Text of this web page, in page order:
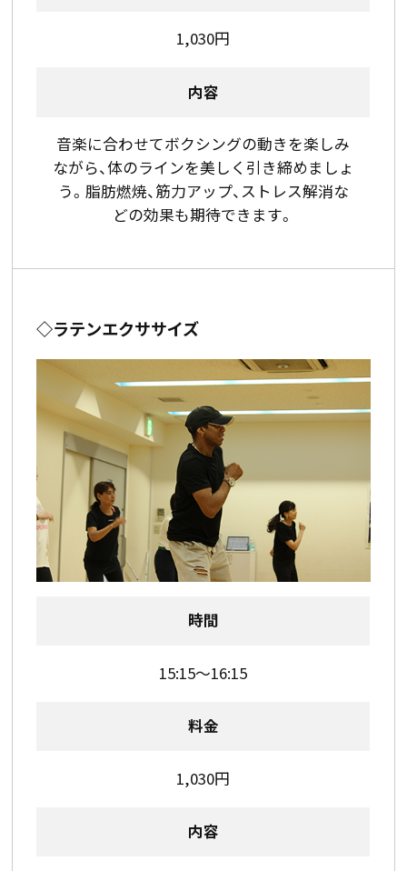
1,030円
内容
音楽に合わせてボクシングの動きを楽しみ
ながら、体のラインを美しく引き締めましょ
う。脂肪燃焼、筋力アップ、ストレス解消な
どの効果も期待できます。
◇ラテンエクササイズ
時間
15:15～16:15
料金
1,030円
内容